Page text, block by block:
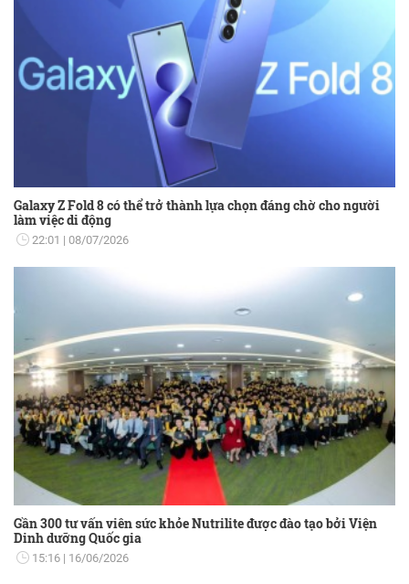
Galaxy Z Fold 8 có thể trở thành lựa chọn đáng chờ cho người
làm việc di động
22:01 08/07/2026
Gần 300 tư vấn viên sức khỏe Nutrilite được đào tạo bởi Viện
Dinh dưỡng Quốc gia
15:16 16/06/2026